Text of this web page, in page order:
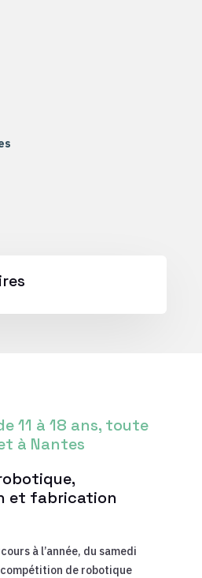
11 à 18 ans, toute
à Nantes
et fabrication
à l’année, du samedi
de robotique